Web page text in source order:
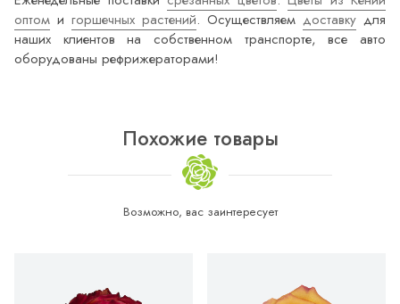
оптом и горшечных растений. Осуществляем доставку для
наших клиентов на собственном транспорте, все авто
оборудованы рефрижераторами!
Похожие товары
Возможно, вас заинтересует